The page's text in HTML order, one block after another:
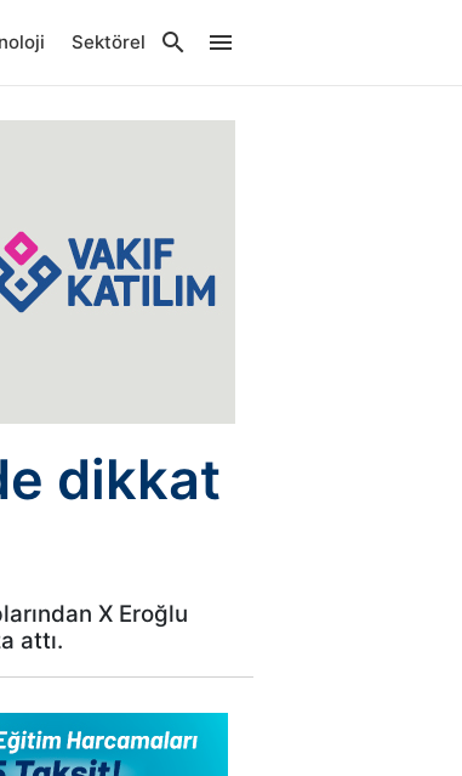
Sektörel
dikkat
X Eroğlu
attı.